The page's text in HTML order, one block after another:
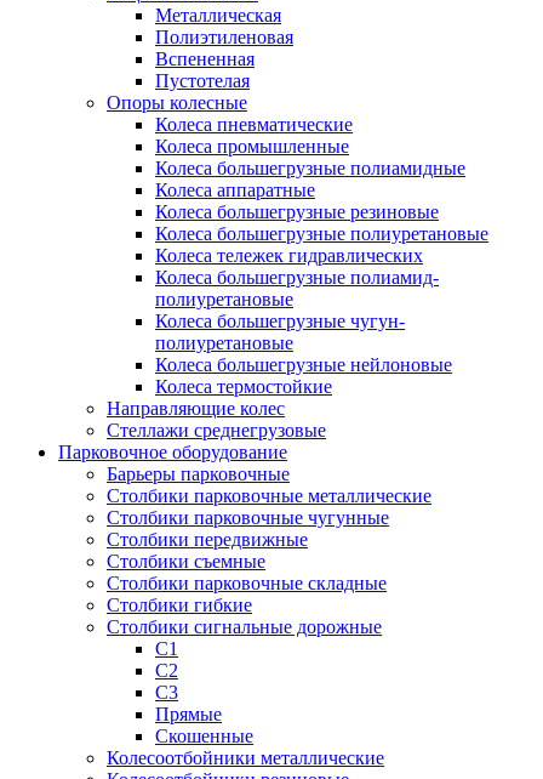
Металлическая
Полиэтиленовая
Вспененная
Пустотелая
Опоры колесные
Колеса пневматические
Колеса промышленные
Колеса большегрузные полиамидные
Колеса аппаратные
Колеса большегрузные резиновые
Колеса большегрузные полиуретановые
Колеса тележек гидравлических
Колеса большегрузные полиамид-
полиуретановые
Колеса большегрузные чугун-
полиуретановые
Колеса большегрузные нейлоновые
Колеса термостойкие
Направляющие колес
Стеллажи среднегрузовые
Парковочное оборудование
Барьеры парковочные
Столбики парковочные металлические
Столбики парковочные чугунные
Столбики передвижные
Столбики съемные
Столбики парковочные складные
Столбики гибкие
Столбики сигнальные дорожные
С1
С2
С3
Прямые
Скошенные
Колесоотбойники металлические